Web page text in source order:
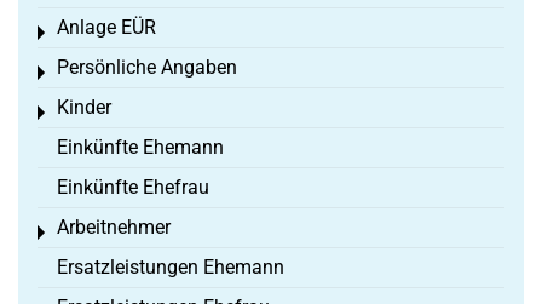
Anlage EÜR
Toggle menu
Persönliche Angaben
Toggle menu
Kinder
Toggle menu
Einkünfte Ehemann
Einkünfte Ehefrau
Arbeitnehmer
Toggle menu
Ersatzleistungen Ehemann